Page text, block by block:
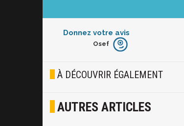
Donnez votre avis
Furieux
Joyeux
Osef
À DÉCOUVRIR ÉGALEMENT
AUTRES ARTICLES